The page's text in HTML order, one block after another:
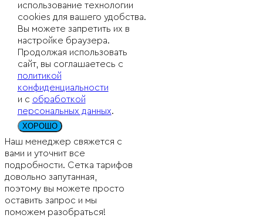
использование технологии
cookies для вашего удобства.
Вы можете запретить их в
настройке браузера.
Продолжая использовать
сайт, вы соглашаетесь с
политикой
конфиденциальности
и с обработкой
персональных данных.
ХОРОШО
Наш менеджер свяжется с
вами и уточнит все
подробности. Сетка тарифов
довольно запутанная,
поэтому вы можете просто
оставить запрос и мы
поможем разобраться!